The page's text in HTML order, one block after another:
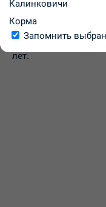
Профилактика и
Лечение семейной
(периодической
лет.
Калинковичи
Корма
Запомнить